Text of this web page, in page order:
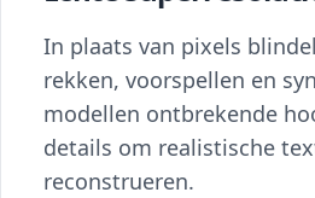
In plaats van pixels
rekken, voorspellen en
modellen ontbrekende
details om realistische
reconstrueren.